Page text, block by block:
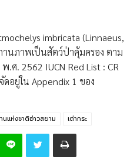
imbricata (Linnaeus,
นภาพเป็นสัตว์ป่าคุ้มครอง ตาม
ศ. 2562 IUCN Red List : CR
อยู่ใน Appendix 1 ของ
นแห่งชาติอ่าวสยาม เต่ากระ